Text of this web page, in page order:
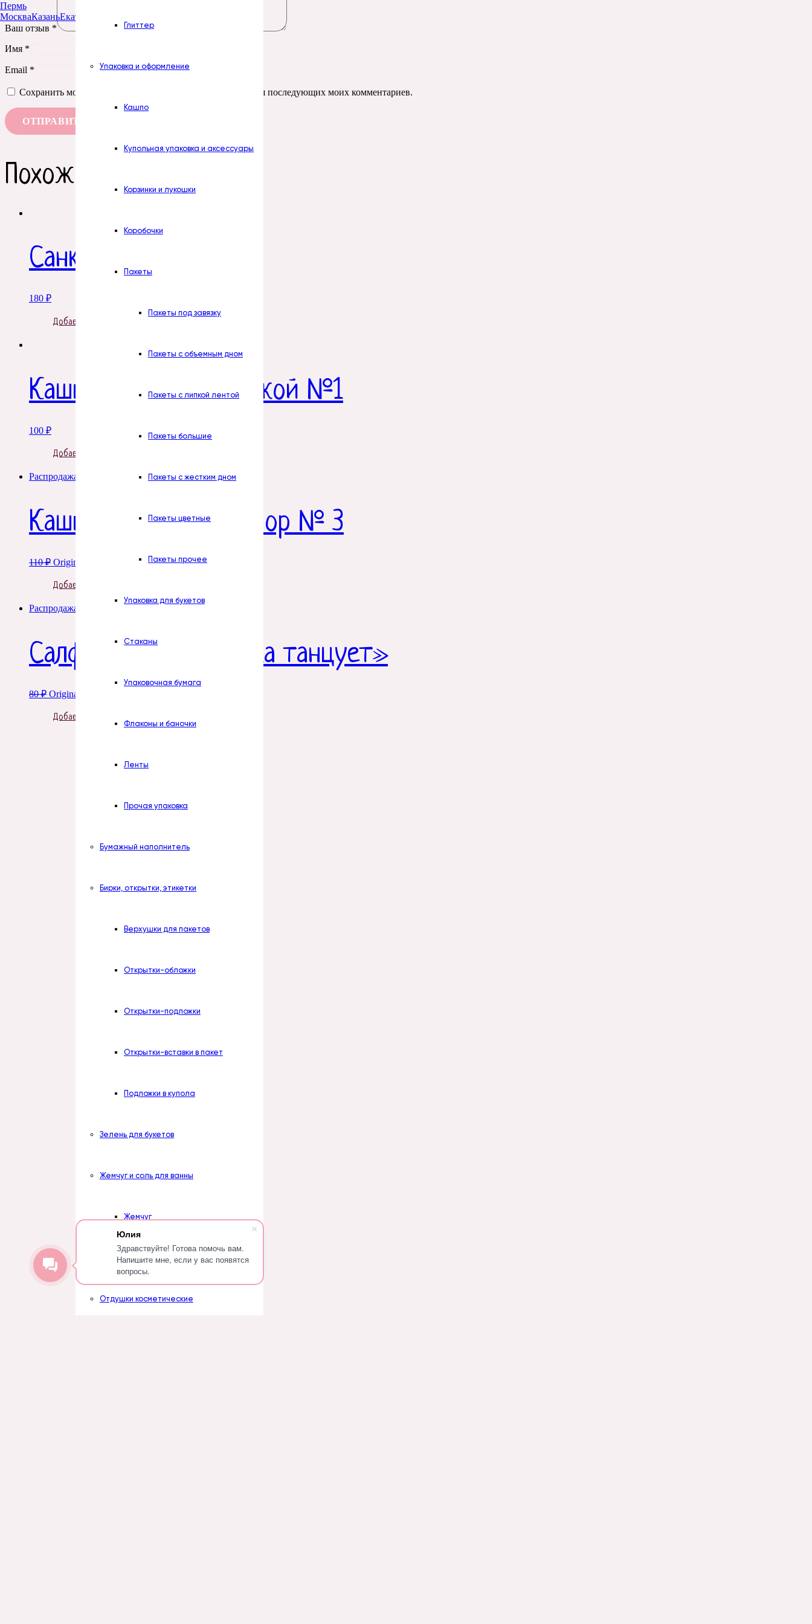
Юлия
Здравствуйте! Готова помочь вам.
Напишите мне, если у вас появятся
вопросы.
Глиттер
Упаковка и оформление
Кашпо
Купольная упаковка и аксессуары
Корзинки и лукошки
Коробочки
Пакеты
Пакеты под завязку
Пакеты с объемным дном
Пакеты с липкой лентой
Пакеты большие
Пакеты с жестким дном
Пакеты цветные
Пакеты прочее
Упаковка для букетов
Стаканы
Упаковочная бумага
Флаконы и баночки
Ленты
Прочая упаковка
Бумажный наполнитель
Бирки, открытки, этикетки
Верхушки для пакетов
Открытки-обложки
Открытки-подложки
Открытки-вставки в пакет
Подложки в купола
Зелень для букетов
Жемчуг и соль для ванны
Жемчуг
Соль
Отдушки косметические
Пермь
МоскваКазаньЕкатеринбург
Ваш отзыв *
Имя *
Email *
Сохранить моё имя, email и адрес сайта в этом браузере для последующих моих комментариев.
Похожие товары
Санки №2 ажур
180 ₽
Добавить в корзину
Кашпо — Ящик с ручкой №1
100 ₽
Добавить в корзину
Распродажа!
Кашпо — Конверт, Узор № 3
110₽ Original price was: 110 ₽.82₽Current price is: 82 ₽.
Добавить в корзину
Распродажа!
Салфетница «Девушка танцует»
80₽ Original price was: 80 ₽.
Добавить в корзину